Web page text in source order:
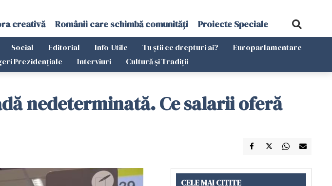
creativă Românii care schimbă comunități Proiecte Speciale
Social Editorial Info-Utile Tu știi ce drepturi ai?
Europarlamentare
Prezidențiale Interviuri Cultură și Tradiții
nedeterminată. Ce salarii oferă
CELE MAI CITITE